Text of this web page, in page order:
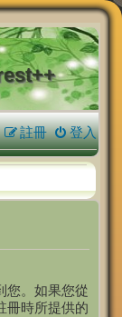
登入
註冊
您。如果您從
冊時所提供的